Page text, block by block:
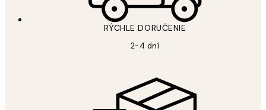
RÝCHLE DORUČENIE
2-4 dní